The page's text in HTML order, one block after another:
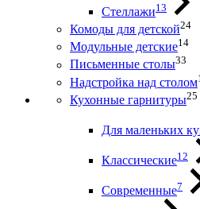
Стеллажи13
Комоды для детской24
Модульные детские14
Письменные столы33
Надстройка над столом1
Кухонные гарнитуры25
Для маленьких
Классические12
Современные7